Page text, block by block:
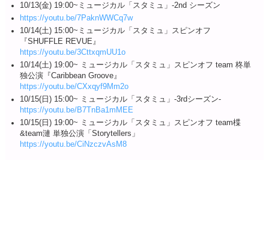
10/13(金) 19:00~ミュージカル「スタミュ」-2nd シーズン
https://youtu.be/7PaknWWCq7w
10/14(土) 15:00~ミュージカル「スタミュ」スピンオフ
『SHUFFLE REVUE』
https://youtu.be/3CttxqmUU1o
10/14(土) 19:00~ ミュージカル「スタミュ」スピンオフ team 柊単
独公演『Caribbean Groove』
https://youtu.be/CXxqyf9Mm2o
10/15(日) 15:00~ ミュージカル「スタミュ」-3rdシーズン-
https://youtu.be/B7TnBa1mMEE
10/15(日) 19:00~ ミュージカル「スタミュ」スピンオフ team楪
&team漣 単独公演「Storytellers」
https://youtu.be/CiNzczvAsM8